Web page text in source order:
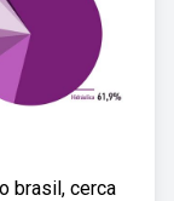
brasil, cerca